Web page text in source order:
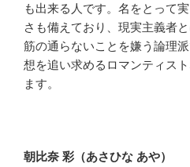
も出来る人です。名をとって
さも備えており、現実主義者
筋の通らないことを嫌う論理
想を追い求めるロマンティス
ます。
朝比奈 彩（あさひな あや）